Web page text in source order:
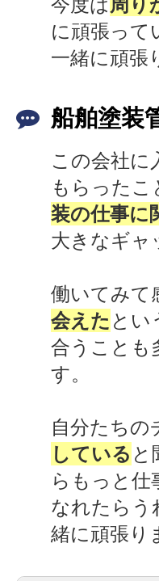
に頑張って
一緒に頑張
船舶塗装
この会社に
もらったこ
装の仕事に
大きなギャ
働いてみて
会えた とい
合うことも
す。
自分たちの
している と
らもっと仕
なれたらう
緒に頑張り